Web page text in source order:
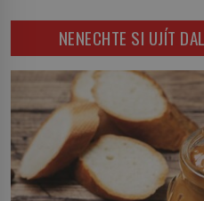
potácí
Konerak
zastaví
nadiktuje
je ovšem
vrahů,
Je 27.
NENECHTE SI UJÍT